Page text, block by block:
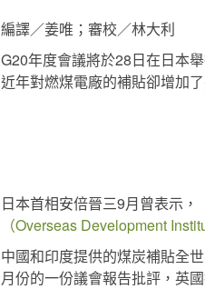
編譯／姜唯；審校／林大利
G20年度會議將於28日在日本
近年對燃煤電廠的補貼卻增加
日本首相安倍晉三9月曾表示
（Overseas Development
中國和印度提供的煤炭補貼全
月份的一份議會報告批評，英